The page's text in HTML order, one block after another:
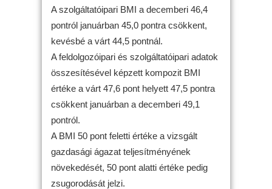
A szolgáltatóipari BMI a decemberi 46,4
pontról januárban 45,0 pontra csökkent,
kevésbé a várt 44,5 pontnál.
A feldolgozóipari és szolgáltatóipari adatok
összesítésével képzett kompozit BMI
értéke a várt 47,6 pont helyett 47,5 pontra
csökkent januárban a decemberi 49,1
pontról.
A BMI 50 pont feletti értéke a vizsgált
gazdasági ágazat teljesítményének
növekedését, 50 pont alatti értéke pedig
zsugorodását jelzi.